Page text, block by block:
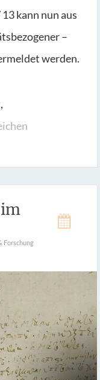
kann nun aus
–
werden.
,
Forschung